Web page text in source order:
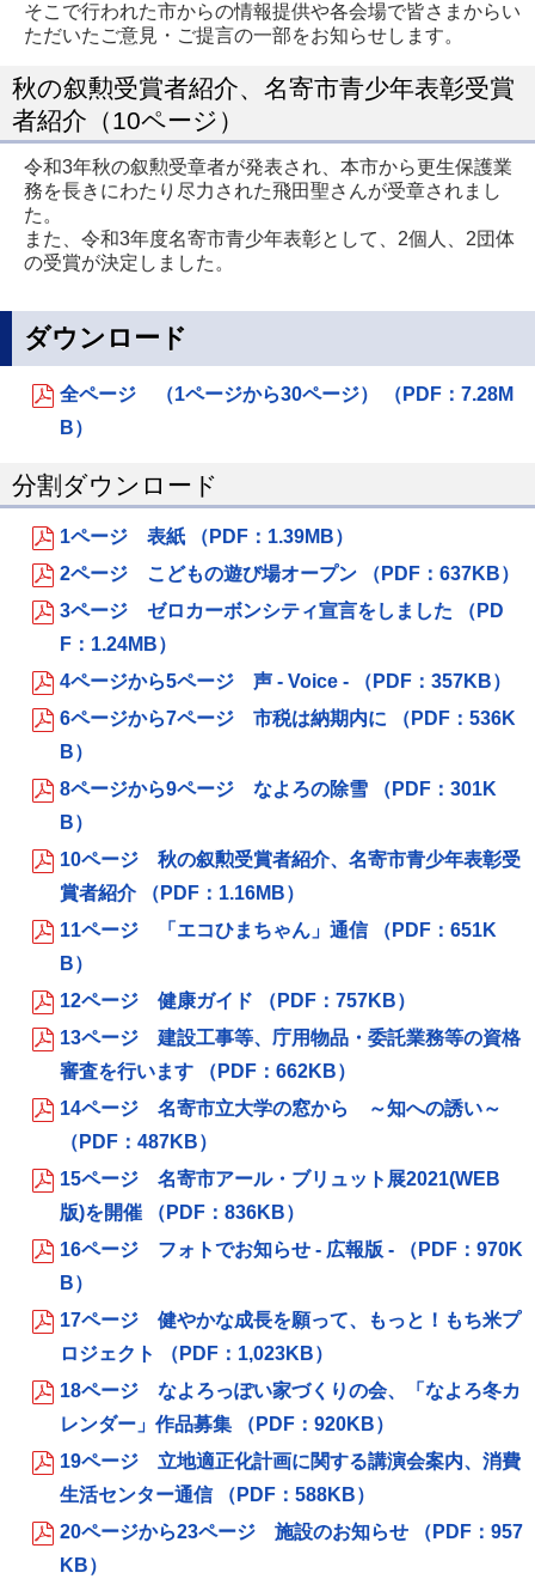
そこで行われた市からの情報提供や各会場で皆さまからい
ただいたご意見・ご提言の一部をお知らせします。
秋の叙勲受賞者紹介、名寄市青少年表彰受賞
者紹介（10ページ）
令和3年秋の叙勲受章者が発表され、本市から更生保護業
務を長きにわたり尽力された飛田聖さんが受章されまし
た。
また、令和3年度名寄市青少年表彰として、2個人、2団体
の受賞が決定しました。
ダウンロード
全ページ （1ページから30ページ） （PDF：7.28M
B）
分割ダウンロード
1ページ 表紙 （PDF：1.39MB）
2ページ こどもの遊び場オープン （PDF：637KB）
3ページ ゼロカーボンシティ宣言をしました （PD
F：1.24MB）
4ページから5ページ 声 - Voice - （PDF：357KB）
6ページから7ページ 市税は納期内に （PDF：536K
B）
8ページから9ページ なよろの除雪 （PDF：301K
B）
10ページ 秋の叙勲受賞者紹介、名寄市青少年表彰受
賞者紹介 （PDF：1.16MB）
11ページ 「エコひまちゃん」通信 （PDF：651K
B）
12ページ 健康ガイド （PDF：757KB）
13ページ 建設工事等、庁用物品・委託業務等の資格
審査を行います （PDF：662KB）
14ページ 名寄市立大学の窓から ～知への誘い～
（PDF：487KB）
15ページ 名寄市アール・ブリュット展2021(WEB
版)を開催 （PDF：836KB）
16ページ フォトでお知らせ - 広報版 - （PDF：970K
B）
17ページ 健やかな成長を願って、もっと！もち米プ
ロジェクト （PDF：1,023KB）
18ページ なよろっぽい家づくりの会、「なよろ冬カ
レンダー」作品募集 （PDF：920KB）
19ページ 立地適正化計画に関する講演会案内、消費
生活センター通信 （PDF：588KB）
20ページから23ページ 施設のお知らせ （PDF：957
KB）